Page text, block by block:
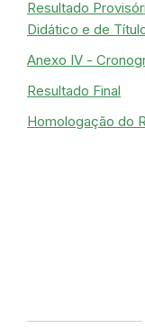
Resultado
Didático e de
Anexo IV -
Resultado Final
Homologação do